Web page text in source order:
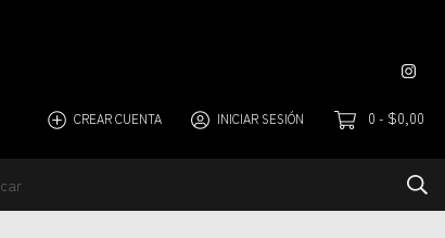
CREAR CUENTA INICIAR SESIÓN 0 - $0,00